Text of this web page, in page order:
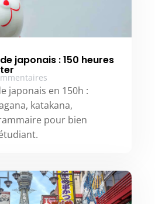
japonais : 150 heures
japonais en 150h :
katakana,
pour bien